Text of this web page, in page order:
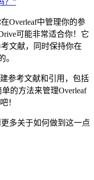
Overleaf中管理你的参
可能非常适合你！它
文献，同时保持你在
。
参考文献和引用，包括
的方法来管理Overleaf
！
多关于如何做到这一点